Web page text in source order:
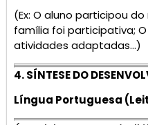
(Ex: O aluno participou
família foi participativa;
atividades adaptadas…)
4. SÍNTESE DO
Língua Portuguesa